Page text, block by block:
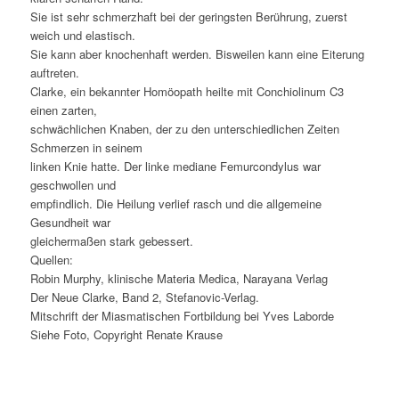
Sie ist sehr schmerzhaft bei der geringsten Berührung, zuerst
weich und elastisch.
Sie kann aber knochenhaft werden. Bisweilen kann eine Eiterung
auftreten.
Clarke, ein bekannter Homöopath heilte mit Conchiolinum C3
einen zarten,
schwächlichen Knaben, der zu den unterschiedlichen Zeiten
Schmerzen in seinem
linken Knie hatte. Der linke mediane Femurcondylus war
geschwollen und
empfindlich. Die Heilung verlief rasch und die allgemeine
Gesundheit war
gleichermaßen stark gebessert.
Quellen:
Robin Murphy, klinische Materia Medica, Narayana Verlag
Der Neue Clarke, Band 2, Stefanovic-Verlag.
Mitschrift der Miasmatischen Fortbildung bei Yves Laborde
Siehe Foto, Copyright Renate Krause